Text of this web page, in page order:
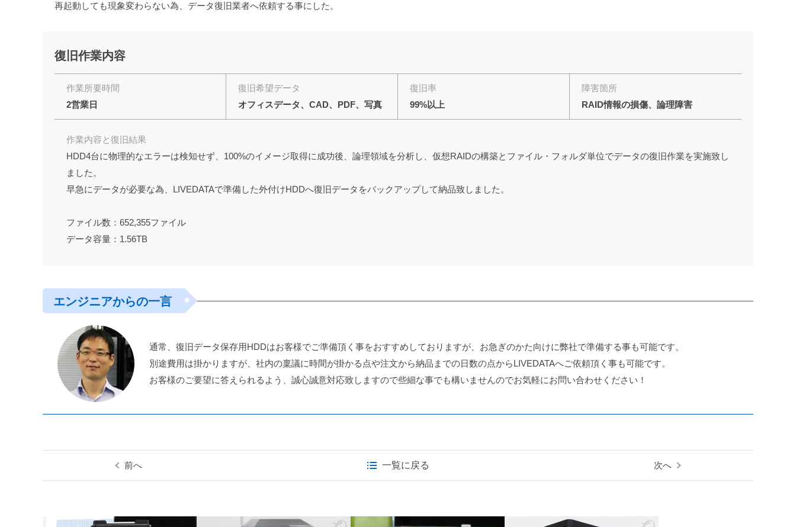
再起動しても現象変わらない為、データ復旧業者へ依頼する事にした。
復旧作業内容
作業所要時間
2営業日
復旧希望データ
オフィスデータ、CAD、PDF、写真
復旧率
99%以上
障害箇所
RAID情報の損傷、論理障害
作業内容と復旧結果
HDD4台に物理的なエラーは検知せず、100%のイメージ取得に成功後、論理領域を分析し、仮想RAIDの構築とファイル・フォルダ単位でデータの復旧作業を実施致し
ました。
早急にデータが必要な為、LIVEDATAで準備した外付けHDDへ復旧データをバックアップして納品致しました。
ファイル数：652,355ファイル
データ容量：1.56TB
エンジニアからの一言
通常、復旧データ保存用HDDはお客様でご準備頂く事をおすすめしておりますが、お急ぎのかた向けに弊社で準備する事も可能です。
別途費用は掛かりますが、社内の稟議に時間が掛かる点や注文から納品までの日数の点からLIVEDATAへご依頼頂く事も可能です。
お客様のご要望に答えられるよう、誠心誠意対応致しますので些細な事でも構いませんのでお気軽にお問い合わせください！
前へ 一覧に戻る 次へ